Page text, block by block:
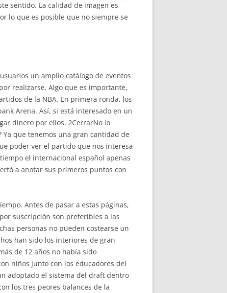
sentido. La calidad de imagen es
lo que es posible que no siempre se
un amplio catálogo de eventos
realizarse. Algo que es importante,
de la NBA. En primera ronda, los
Arena. Así, si está interesado en un
dinero por ellos. 2CerrarNo lo
que tenemos una gran cantidad de
poder ver el partido que nos interesa
el internacional español apenas
a anotar sus primeros puntos con
Antes de pasar a estas páginas,
suscripción son preferibles a las
personas no pueden costearse un
han sido los interiores de gran
de 12 años no había sido
niños junto con los educadores del
adoptado el sistema del draft dentro
los tres peores balances de la